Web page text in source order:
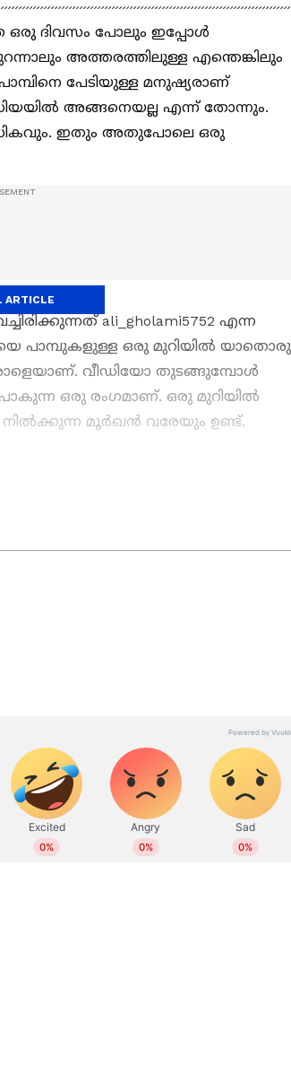
ഒരു ദിവസം പോലും ഇപ്പോൾ
അത്തരത്തിലുള്ള എന്തെങ്കിലും
പേടിയുള്ള മനുഷ്യരാണ്
അങ്ങനെയല്ല എന്ന് തോന്നും.
ഇതും അതുപോലെ ഒരു
ali_gholami5752 എന്ന
പാമ്പുകളുള്ള ഒരു മുറിയിൽ യാതൊരു
വീഡിയോ തുടങ്ങുമ്പോൾ
ഒരു രം​ഗമാണ്. ഒരു മുറിയിൽ
നിൽക്കുന്ന മൂർഖൻ വരേയും ഉണ്ട്.
ARTICLE